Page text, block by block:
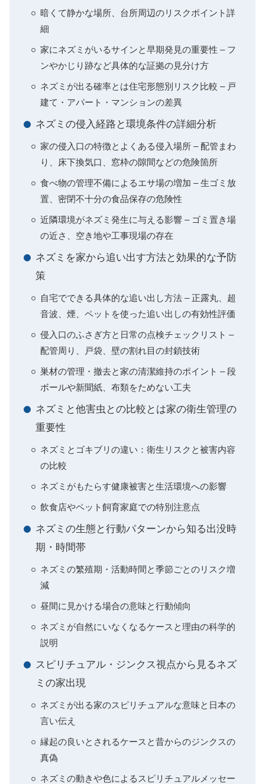
暗くて静かな場所、台所周辺のリスクポイント詳
細
家にネズミがいるサインと早期発見の重要性 – フ
ンやかじり跡など具体的な証拠の見分け方
ネズミが出る確率とは住宅形態別リスク比較 – 戸
建て・アパート・マンションの差異
ネズミの侵入経路と環境条件の詳細分析
家の侵入口の特徴とよくある侵入場所 – 配管まわ
り、床下換気口、窓枠の隙間などの危険箇所
食べ物の管理不備によるエサ場の増加 – 生ゴミ放
置、密閉不十分の食品保存の危険性
近隣環境がネズミ発生に与える影響 – ゴミ置き場
の近さ、空き地や工事現場の存在
ネズミを家から追い出す方法と効果的な予防
策
自宅でできる具体的な追い出し方法 – 正露丸、超
音波、煙、ペットを使った追い出しの有効性評価
侵入口のふさぎ方と日常の点検チェックリスト –
配管周り、戸袋、壁の割れ目の封鎖技術
巣材の管理・撤去と家の清潔維持のポイント – 段
ボールや新聞紙、布類をためない工夫
ネズミと他害虫との比較とは家の衛生管理の
重要性
ネズミとゴキブリの違い：衛生リスクと被害内容
の比較
ネズミがもたらす健康被害と生活環境への影響
飲食店やペット飼育家庭での特別注意点
ネズミの生態と行動パターンから知る出没時
期・時間帯
ネズミの繁殖期・活動時間と季節ごとのリスク増
減
昼間に見かける場合の意味と行動傾向
ネズミが自然にいなくなるケースと理由の科学的
説明
スピリチュアル・ジンクス視点から見るネズ
ミの家出現
ネズミが出る家のスピリチュアルな意味と日本の
言い伝え
縁起の良いとされるケースと昔からのジンクスの
真偽
ネズミの動きや色によるスピリチュアルメッセー